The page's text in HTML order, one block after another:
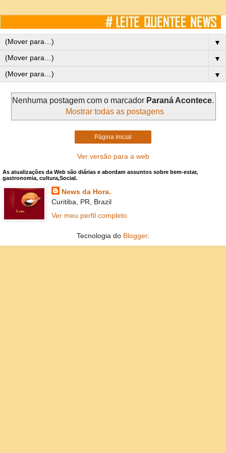
▼
▼
▼
Nenhuma postagem com o marcador Paraná Acontece.
Mostrar todas as postagens
Página inicial
Ver versão para a web
As atualizações da Web são diárias e abordam assuntos sobre bem-estar,
gastronomia, cultura,Social.
News da Hora.
Curitiba, PR, Brazil
Ver meu perfil completo
Tecnologia do Blogger.